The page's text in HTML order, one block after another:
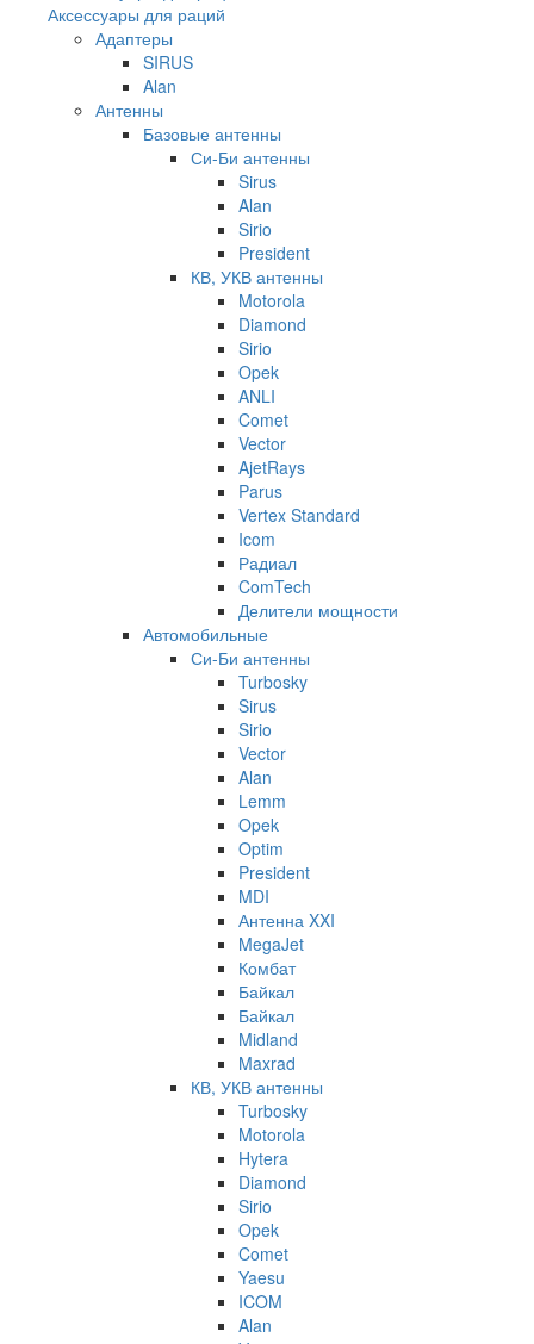
Аксессуары для раций
Адаптеры
SIRUS
Alan
Антенны
Базовые антенны
Си-Би антенны
Sirus
Alan
Sirio
President
КВ, УКВ антенны
Motorola
Diamond
Sirio
Opek
ANLI
Comet
Vector
AjetRays
Parus
Vertex Standard
Icom
Радиал
ComTech
Делители мощности
Автомобильные
Си-Би антенны
Turbosky
Sirus
Sirio
Vector
Alan
Lemm
Opek
Optim
President
MDI
Антенна XXI
MegaJet
Комбат
Байкал
Байкал
Midland
Maxrad
КВ, УКВ антенны
Turbosky
Motorola
Hytera
Diamond
Sirio
Opek
Comet
Yaesu
ICOM
Alan